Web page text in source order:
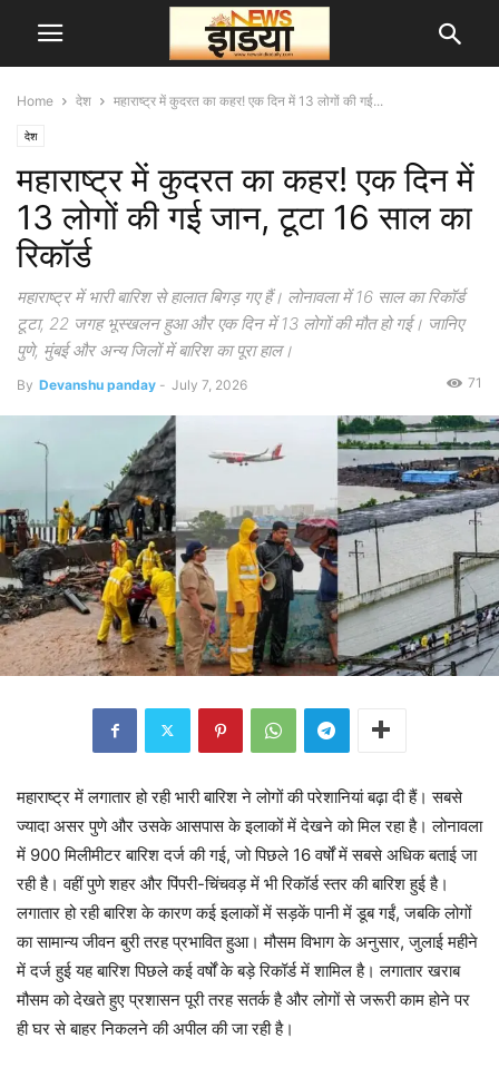
Home देश महाराष्ट्र में कुदरत का कहर! एक दिन में 13 लोगों की गई...
देश
महाराष्ट्र में कुदरत का कहर! एक दिन में
13 लोगों की गई जान, टूटा 16 साल का
रिकॉर्ड
महाराष्ट्र में भारी बारिश से हालात बिगड़ गए हैं। लोनावला में 16 साल का रिकॉर्ड
टूटा, 22 जगह भूस्खलन हुआ और एक दिन में 13 लोगों की मौत हो गई। जानिए
पुणे, मुंबई और अन्य जिलों में बारिश का पूरा हाल।
By Devanshu panday - July 7, 2026 71
महाराष्ट्र में लगातार हो रही भारी बारिश ने लोगों की परेशानियां बढ़ा दी हैं। सबसे
ज्यादा असर पुणे और उसके आसपास के इलाकों में देखने को मिल रहा है। लोनावला
में 900 मिलीमीटर बारिश दर्ज की गई, जो पिछले 16 वर्षों में सबसे अधिक बताई जा
रही है। वहीं पुणे शहर और पिंपरी-चिंचवड़ में भी रिकॉर्ड स्तर की बारिश हुई है।
लगातार हो रही बारिश के कारण कई इलाकों में सड़कें पानी में डूब गईं, जबकि लोगों
का सामान्य जीवन बुरी तरह प्रभावित हुआ। मौसम विभाग के अनुसार, जुलाई महीने
में दर्ज हुई यह बारिश पिछले कई वर्षों के बड़े रिकॉर्ड में शामिल है। लगातार खराब
मौसम को देखते हुए प्रशासन पूरी तरह सतर्क है और लोगों से जरूरी काम होने पर
ही घर से बाहर निकलने की अपील की जा रही है।